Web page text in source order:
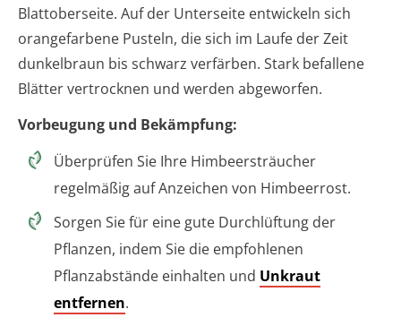
Blattoberseite. Auf der Unterseite entwickeln sich
orangefarbene Pusteln, die sich im Laufe der Zeit
dunkelbraun bis schwarz verfärben. Stark befallene
Blätter vertrocknen und werden abgeworfen.
Vorbeugung und Bekämpfung:
Überprüfen Sie Ihre Himbeersträucher
regelmäßig auf Anzeichen von Himbeerrost.
Sorgen Sie für eine gute Durchlüftung der
Pflanzen, indem Sie die empfohlenen
Pflanzabstände einhalten und Unkraut
entfernen.